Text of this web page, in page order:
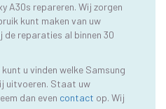
A30s repareren. Wij zorgen
kunt maken van uw
de reparaties al binnen 30
u vinden welke Samsung
uitvoeren. Staat uw
dan even contact op. Wij